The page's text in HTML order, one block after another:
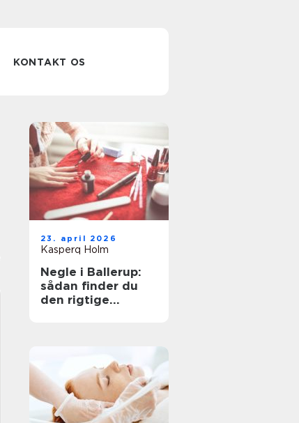
KONTAKT OS
23. april 2026
Kasperq Holm
Negle i Ballerup:
sådan finder du
den rigtige